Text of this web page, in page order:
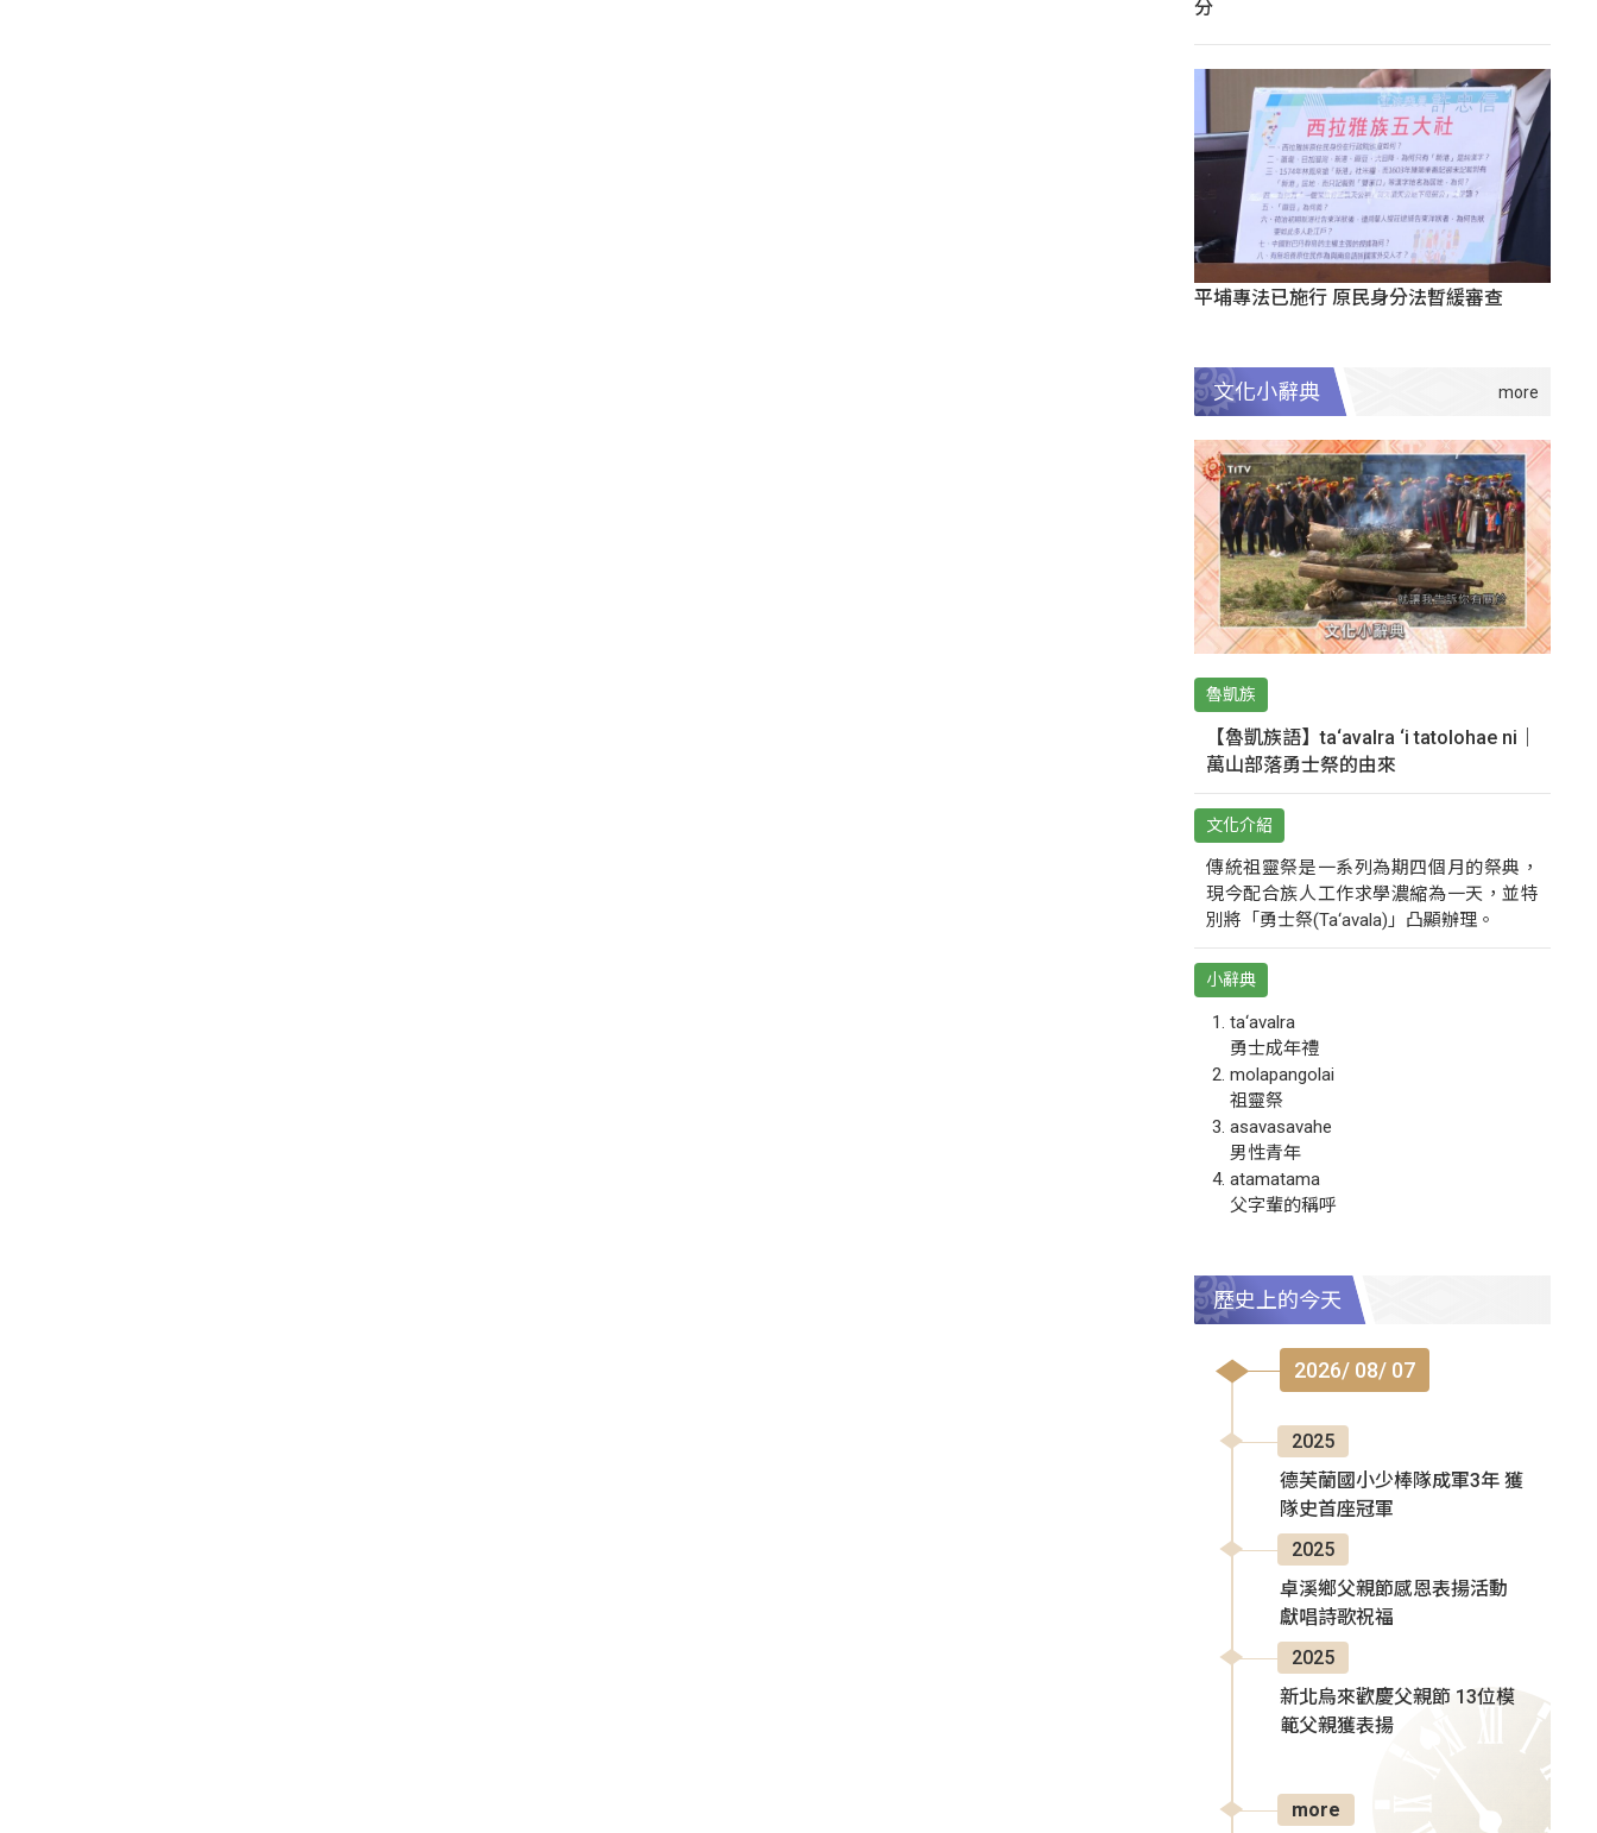
分
平埔專法已施行 原民身分法暫緩審查
文化小辭典
魯凱族
【魯凱族語】ta‘avalra ‘i tatolohae ni｜
萬山部落勇士祭的由來
文化介紹
傳統祖靈祭是一系列為期四個月的祭典，
現今配合族人工作求學濃縮為一天，並特
別將「勇士祭(Ta‘avala)」凸顯辦理。
小辭典
ta‘avalra
勇士成年禮
molapangolai
祖靈祭
asavasavahe
男性青年
atamatama
父字輩的稱呼
歷史上的今天
2026/ 08/ 07
2025
德芙蘭國小少棒隊成軍3年 獲
隊史首座冠軍
2025
卓溪鄉父親節感恩表揚活動
獻唱詩歌祝福
2025
新北烏來歡慶父親節 13位模
範父親獲表揚
more